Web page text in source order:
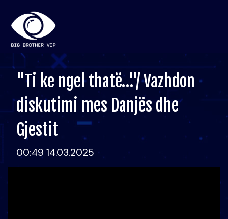
"Ti ke ngel thatë…"/ Vazhdon
diskutimi mes Danjës dhe
Gjestit
00:49 14.03.2025